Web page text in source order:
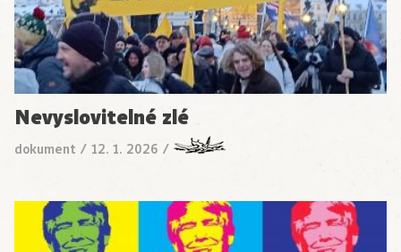
Nevyslovitelné zlé
dokument / 12. 1. 2026 /